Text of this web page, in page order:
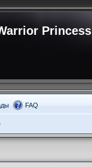
Princess
FAQ